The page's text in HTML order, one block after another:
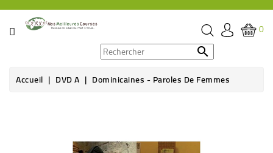
CATÉGORIE
ÉPICERIE
0

Accueil DVD A Dominicaines - Paroles De Femmes